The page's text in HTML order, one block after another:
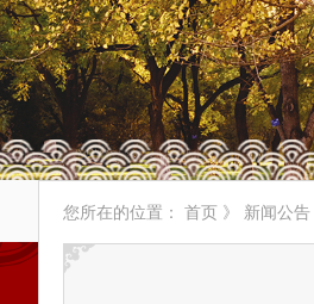
您所在的位置： 首页 》 新闻公告